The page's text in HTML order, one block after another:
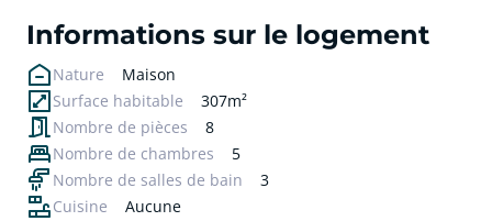
Informations sur le logement
Nature
Maison
Surface habitable
307m²
Nombre de pièces
8
Nombre de chambres
5
Nombre de salles de bain
3
Cuisine
Aucune